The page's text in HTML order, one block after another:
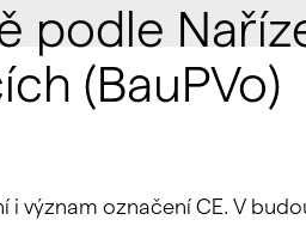
podle
(BauPVo)
i význam označení CE. V